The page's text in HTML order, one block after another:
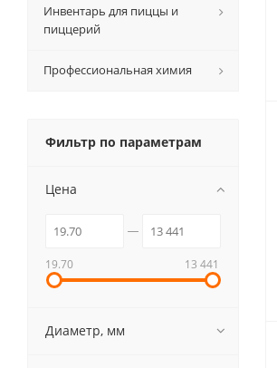
Инвентарь для пиццы и
пиццерий
Профессиональная химия
Фильтр по параметрам
Цена
19.70 13 441
Диаметр, мм